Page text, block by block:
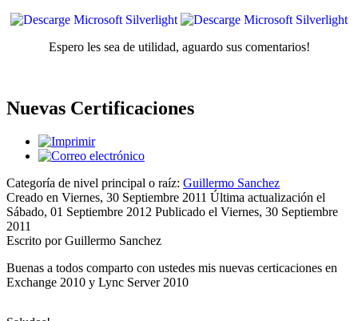
Espero les sea de utilidad, aguardo sus comentarios!
Nuevas Certificaciones
Categoría de nivel principal o raíz: Guillermo Sanchez
Creado en Viernes, 30 Septiembre 2011 Última actualización el
Sábado, 01 Septiembre 2012 Publicado el Viernes, 30 Septiembre
2011
Escrito por Guillermo Sanchez
Buenas a todos comparto con ustedes mis nuevas certicaciones en
Exchange 2010 y Lync Server 2010